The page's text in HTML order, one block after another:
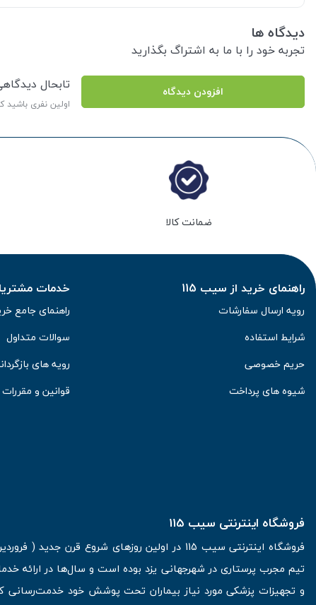
دیدگاه ها
تجربه خود را با ما به اشتراگ بگذارید
افزودن دیدگاه تابحال
اولین نفری
ضمانت کالا
راهنمای خرید از سیب 115
رویه ارسال سفارشات
شرایط استفاده
حریم خصوصی
شیوه های پرداخت
خدمات
راهنمای جامع
سوالات متداول
رویه های
قوانین و مقررات
فروشگاه اینترنتی سیب 115
تیم مجرب پرستاری در شهرجهانی یزد بوده است و سال‌ها در ارائه
و تجهیزات پزشکی مورد نیاز بیماران تحت پوشش خود خدمت‌رسانی